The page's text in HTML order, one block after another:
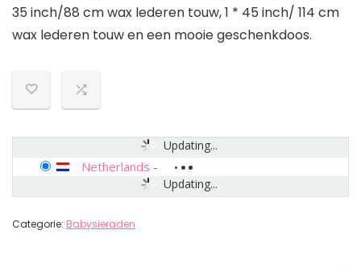
35 inch/88 cm wax lederen touw, 1 * 45 inch/ 114 cm
wax lederen touw en een mooie geschenkdoos.
Updating...
Updating...
Netherlands -
Categorie: Babysieraden